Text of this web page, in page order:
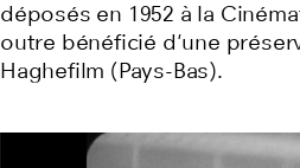
déposés en 1952 à la
outre bénéficié d'une
Haghefilm (Pays-Bas).